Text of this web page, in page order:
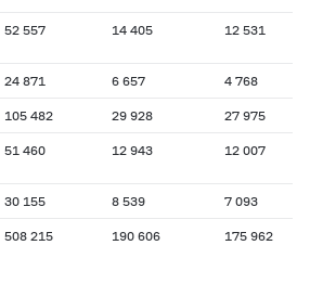
52 557 14 405 12 531
24 871 6 657 4 768
105 482 29 928 27 975
51 460 12 943 12 007
30 155 8 539 7 093
508 215 190 606 175 962